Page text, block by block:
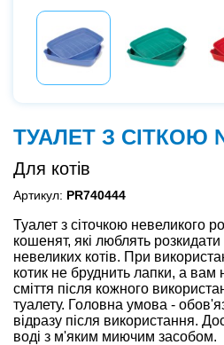
ТУАЛЕТ З СІТКОЮ
Для котів
Артикул: PR740444
Туалет з сіточкою невеликого
кошенят, які люблять
невеликих котів. При
котик не бруднить лапки, а вам
сміття після кожного
туалету. Головна умова -
відразу після використання.
воді з м'яким миючим засобом.